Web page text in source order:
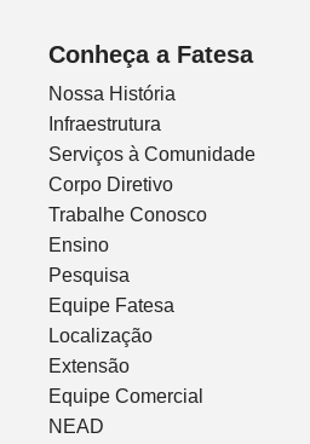
Conheça a Fatesa
Nossa História
Infraestrutura
Serviços à Comunidade
Corpo Diretivo
Trabalhe Conosco
Ensino
Pesquisa
Equipe Fatesa
Localização
Extensão
Equipe Comercial
NEAD